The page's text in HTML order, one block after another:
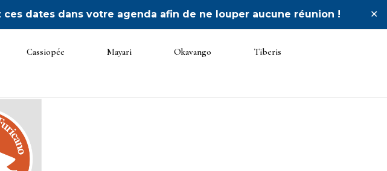
ces dates dans votre agenda afin de ne louper aucune réunion ! ✕
Cassiopée Mayari Okavango
Tiberis